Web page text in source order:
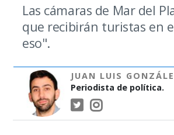
Las cámaras de Mar del
que recibirán turistas en
eso".
JUAN LUIS
Periodista de política.